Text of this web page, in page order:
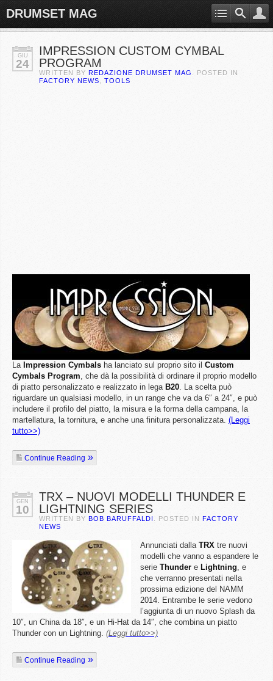
DRUMSET MAG
GIU
24
IMPRESSION CUSTOM CYMBAL
PROGRAM
WRITTEN BY REDAZIONE DRUMSET MAG
. POSTED IN
FACTORY NEWS
TOOLS
La Impression Cymbals ha lanciato sul proprio sito il Custom
Cymbals Program, che dà la possibilità di ordinare il proprio modello
di piatto personalizzato e realizzato in lega B20. La scelta può
riguardare un qualsiasi modello, in un range che va da 6″ a 24″, e può
includere il profilo del piatto, la misura e la forma della campana, la
martellatura, la tornitura, e anche una finitura personalizzata. (Leggi
tutto>>)
Continue Reading
GEN
10
TRX – NUOVI MODELLI THUNDER E
LIGHTNING SERIES
WRITTEN BY BOB BARUFFALDI . POSTED IN FACTORY
NEWS
Annunciati dalla TRX tre nuovi
modelli che vanno a espandere le
serie Thunder e Lightning, e
che verranno presentati nella
prossima edizione del NAMM
2014. Entrambe le serie vedono
l’aggiunta di un nuovo Splash da
10″, un China da 18″, e un Hi-Hat da 14″, che combina un piatto
Thunder con un Lightning. (Leggi tutto>>)
Continue Reading